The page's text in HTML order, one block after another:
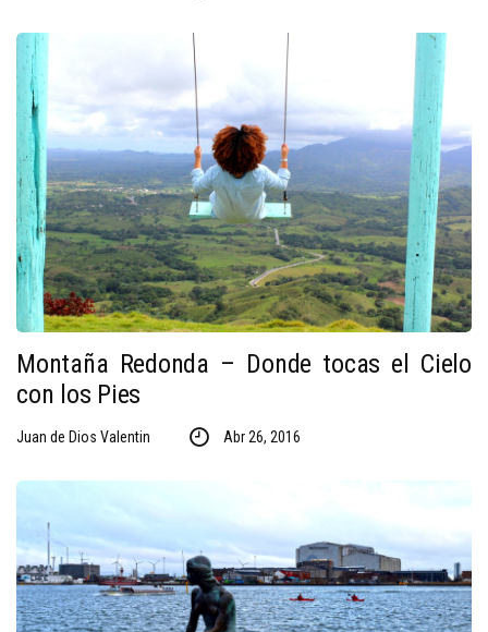
Montaña Redonda – Donde tocas el Cielo
con los Pies
Juan de Dios Valentin Abr 26, 2016